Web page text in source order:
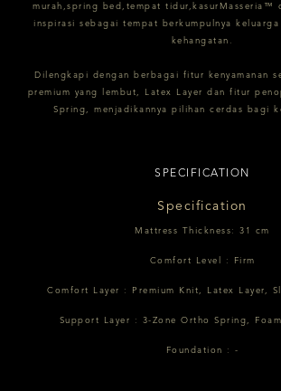
murah,spring bed,tempat tidur,kasurMasseria™
inspirasi sebagai tempat berkumpulnya keluarga
kehangatan.
Dilengkapi dengan berbagai fitur kenyamanan
premium yang lembut, Latex Layer dan fitur
Spring, menjadikannya pilihan cerdas bagi
SPECIFICATION
Specification
Mattress Thickness: 31 cm
Comfort Level : Firm
Comfort Layer : Premium Knit, Latex Layer,
Support Layer : 3-Zone Ortho Spring, Foam
Foundation : -